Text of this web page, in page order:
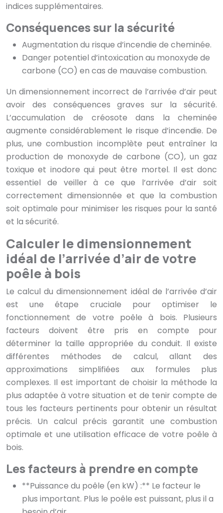
indices supplémentaires.
Conséquences sur la sécurité
Augmentation du risque d’incendie de cheminée.
Danger potentiel d’intoxication au monoxyde de
carbone (CO) en cas de mauvaise combustion.
Un dimensionnement incorrect de l’arrivée d’air peut
avoir des conséquences graves sur la sécurité.
L’accumulation de créosote dans la cheminée
augmente considérablement le risque d’incendie. De
plus, une combustion incomplète peut entraîner la
production de monoxyde de carbone (CO), un gaz
toxique et inodore qui peut être mortel. Il est donc
essentiel de veiller à ce que l’arrivée d’air soit
correctement dimensionnée et que la combustion
soit optimale pour minimiser les risques pour la santé
et la sécurité.
Calculer le dimensionnement
idéal de l’arrivée d’air de votre
poêle à bois
Le calcul du dimensionnement idéal de l’arrivée d’air
est une étape cruciale pour optimiser le
fonctionnement de votre poêle à bois. Plusieurs
facteurs doivent être pris en compte pour
déterminer la taille appropriée du conduit. Il existe
différentes méthodes de calcul, allant des
approximations simplifiées aux formules plus
complexes. Il est important de choisir la méthode la
plus adaptée à votre situation et de tenir compte de
tous les facteurs pertinents pour obtenir un résultat
précis. Un calcul précis garantit une combustion
optimale et une utilisation efficace de votre poêle à
bois.
Les facteurs à prendre en compte
**Puissance du poêle (en kW) :** Le facteur le
plus important. Plus le poêle est puissant, plus il a